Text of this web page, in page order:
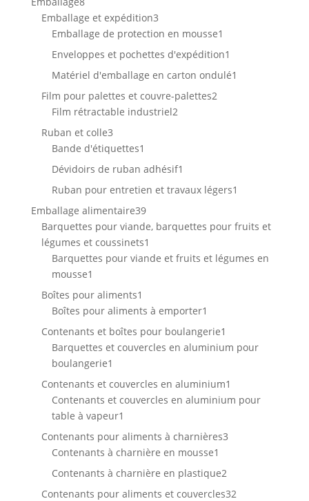
produits
Emballage et expédition33
produits
Emballage de protection en mousse1
produit
Enveloppes et pochettes d'expédition1
produit
Matériel d'emballage en carton ondulé1
Film pour palettes et couvre-palettes22
Film rétractable industriel22
Ruban et colle33
produits
Bande d'étiquettes1
produit
Dévidoirs de ruban adhésif1
produit
Ruban pour entretien et travaux légers1
Emballage alimentaire3939
produits
Barquettes pour viande, barquettes pour fruits et
légumes et coussinets1
produit
Barquettes pour viande et fruits et légumes en
mousse1
produit
Boîtes pour aliments1
produit
Boîtes pour aliments à emporter1
produit
Contenants et boîtes pour boulangerie1
produit
Barquettes et couvercles en aluminium pour
boulangerie1
produit
Contenants et couvercles en aluminium1
produit
Contenants et couvercles en aluminium pour
table à vapeur1
produit
Contenants pour aliments à charnières33
Contenants à charnière en mousse1
produit
Contenants à charnière en plastique22
produits
Contenants pour aliments et couvercles3232